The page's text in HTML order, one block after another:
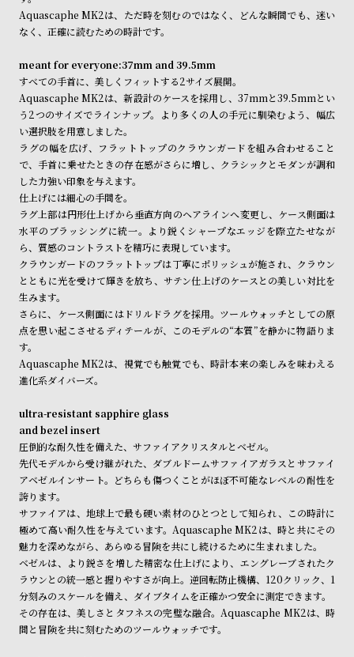
受
注
モ
デ
雑
誌
商
品
衣
装
貸
出
情
報
セ
ー
ル
N
e
w
s
A
b
o
u
l
o
g
h
o
p
l
i
t
#
P
Aquascaphe MK2は、ただ時を刻むのではなく、どんな瞬間でも、迷い
なく、正確に読むための時計です。
meant for everyone:37mm and 39.5mm
すべての手首に、美しくフィットする2サイズ展開。
Aquascaphe MK2は、新設計のケースを採用し、37mmと39.5mmとい
う2つのサイズでラインナップ。より多くの人の手元に馴染むよう、幅広
い選択肢を用意しました。
ラグの幅を広げ、フラットトップのクラウンガードを組み合わせること
で、手首に乗せたときの存在感がさらに増し、クラシックとモダンが調和
した力強い印象を与えます。
仕上げには細心の手間を。
ラグ上部は円形仕上げから垂直方向のヘアラインへ変更し、ケース側面は
水平のブラッシングに統一。より鋭くシャープなエッジを際立たせなが
ら、質感のコントラストを精巧に表現しています。
クラウンガードのフラットトップは丁寧にポリッシュが施され、クラウン
とともに光を受けて輝きを放ち、サテン仕上げのケースとの美しい対比を
生みます。
さらに、ケース側面にはドリルドラグを採用。ツールウォッチとしての原
点を思い起こさせるディテールが、このモデルの“本質”を静かに物語りま
す。
Aquascaphe MK2は、視覚でも触覚でも、時計本来の楽しみを味わえる
進化系ダイバーズ。
ultra-resistant sapphire glass
and bezel insert
圧倒的な耐久性を備えた、サファイアクリスタルとベゼル。
先代モデルから受け継がれた、ダブルドームサファイアガラスとサファイ
アベゼルインサート。どちらも傷つくことがほぼ不可能なレベルの耐性を
誇ります。
サファイアは、地球上で最も硬い素材のひとつとして知られ、この時計に
極めて高い耐久性を与えています。Aquascaphe MK2は、時と共にその
魅力を深めながら、あらゆる冒険を共にし続けるために生まれました。
ベゼルは、より鋭さを増した精密な仕上げにより、エングレーブされたク
ラウンとの統一感と握りやすさが向上。逆回転防止機構、120クリック、1
分刻みのスケールを備え、ダイブタイムを正確かつ安全に測定できます。
その存在は、美しさとタフネスの完璧な融合。Aquascaphe MK2は、時
間と冒険を共に刻むためのツールウォッチです。